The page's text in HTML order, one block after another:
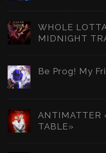
WHOLE
MIDNIGHT
Be Prog! My
ANTIMATTER
TABLE»